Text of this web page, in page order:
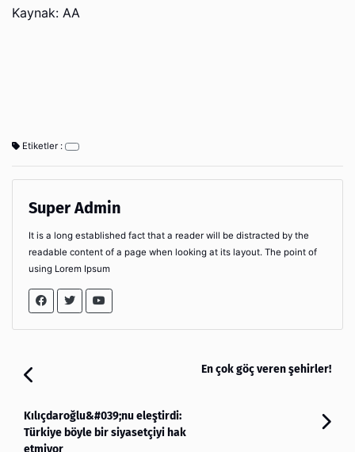
Kaynak: AA
Etiketler :
Super Admin
It is a long established fact that a reader will be distracted by the
readable content of a page when looking at its layout. The point of
using Lorem Ipsum
En çok göç veren şehirler!
Kılıçdaroğlu&#039;nu eleştirdi:
Türkiye böyle bir siyasetçiyi hak
etmiyor